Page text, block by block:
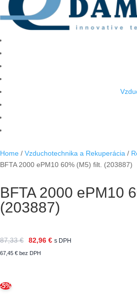
Home / Vzduchotechnika a Rekuperácia /
BFTA 2000 ePM10 60% (M5) filt. (203887)
BFTA 2000 ePM10
(203887)
87,33€ 82,96 € s DPH
67,45 € bez DPH
-5%